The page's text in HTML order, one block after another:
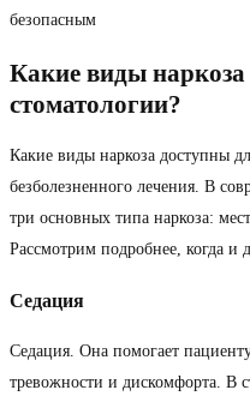
безопасным
Какие виды наркоза
стоматологии?
Какие виды наркоза доступны
безболезненного лечения. В
три основных типа наркоза:
Рассмотрим подробнее, когда и
Седация
Седация. Она помогает
тревожности и дискомфорта. В